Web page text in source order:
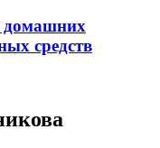
домашних
средств